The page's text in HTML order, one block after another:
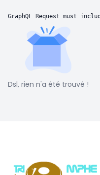
GraphQL Request must
Dsl, rien n'a été trouvé !